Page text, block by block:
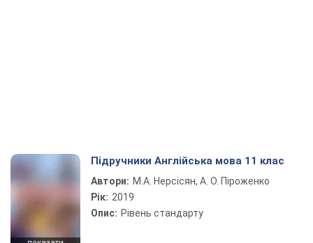
Підручники Англійська мова 11 клас
Автори: М.А. Нерсісян, А. О. Піроженко
Рік: 2019
Опис: Рівень стандарту